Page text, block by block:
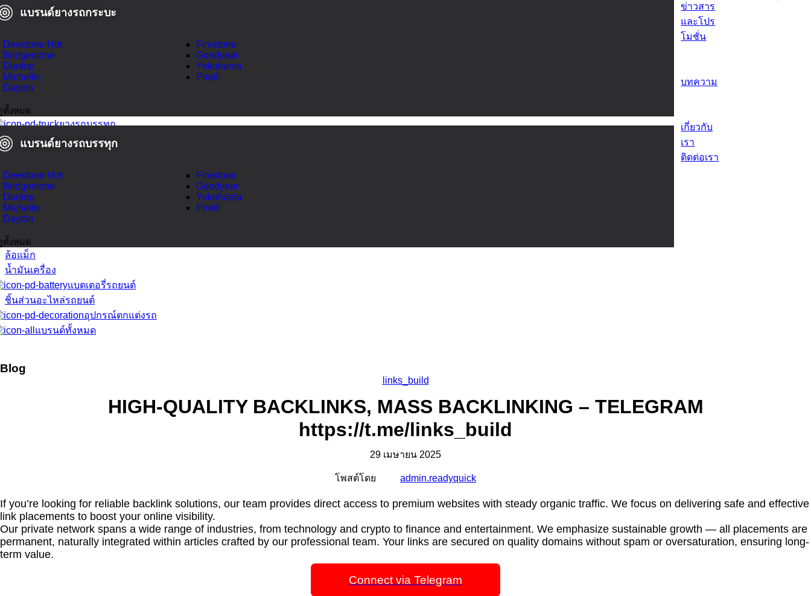
แบรนด์ยางรถกระบะ
Deestone Hot
Bridgestone
Dunlop
Michelin
Dayton
Firestone
Goodyear
Yokohama
Pirelli
ทั้งหมด
ยางรถบรรทุก
แบรนด์ยางรถบรรทุก
Deestone Hot
Bridgestone
Dunlop
Michelin
Dayton
Firestone
Goodyear
Yokohama
Pirelli
ทั้งหมด
ล้อแม็ก
น้ำมันเครื่อง
แบตเตอรี่รถยนต์
ชิ้นส่วนอะไหล่รถยนต์
อุปกรณ์ตกแต่งรถ
แบรนด์ทั้งหมด
ข่าวสาร
และโปร
โมชั่น
บทความ
เกี่ยวกับ
เรา
ติดต่อเรา
Blog
links_build
HIGH-QUALITY BACKLINKS, MASS BACKLINKING – TELEGRAM
https://t.me/links_build
29 เมษายน 2025
โพสต์โดย admin.readyquick
If you’re looking for reliable backlink solutions, our team provides direct access to premium websites with steady organic traffic. We focus on delivering safe and effective
link placements to boost your online visibility.
Our private network spans a wide range of industries, from technology and crypto to finance and entertainment. We emphasize sustainable growth — all placements are
permanent, naturally integrated within articles crafted by our professional team. Your links are secured on quality domains without spam or oversaturation, ensuring long-
term value.
Connect via Telegram